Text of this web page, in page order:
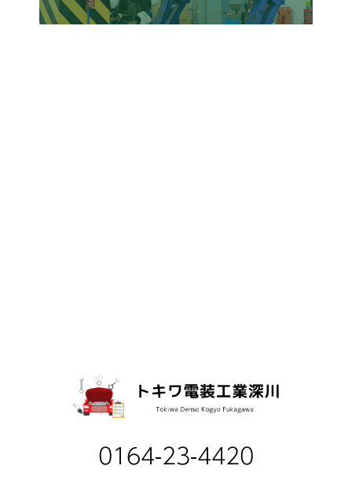
0164-23-4420